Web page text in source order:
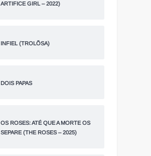
ARTIFICE GIRL – 2022)
INFIEL (TROLÕSA)
DOIS PAPAS
OS ROSES: ATÉ QUE A MORTE OS
SEPARE (THE ROSES – 2025)